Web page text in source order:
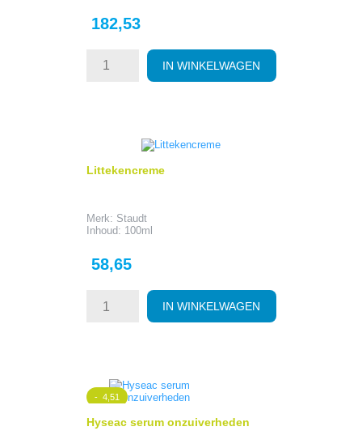
Prijs
182,53
IN WINKELWAGEN
Littekencreme
Merk: Staudt
Inhoud: 100ml
Prijs
58,65
IN WINKELWAGEN
Hyseac serum onzuiverheden
- 4,51